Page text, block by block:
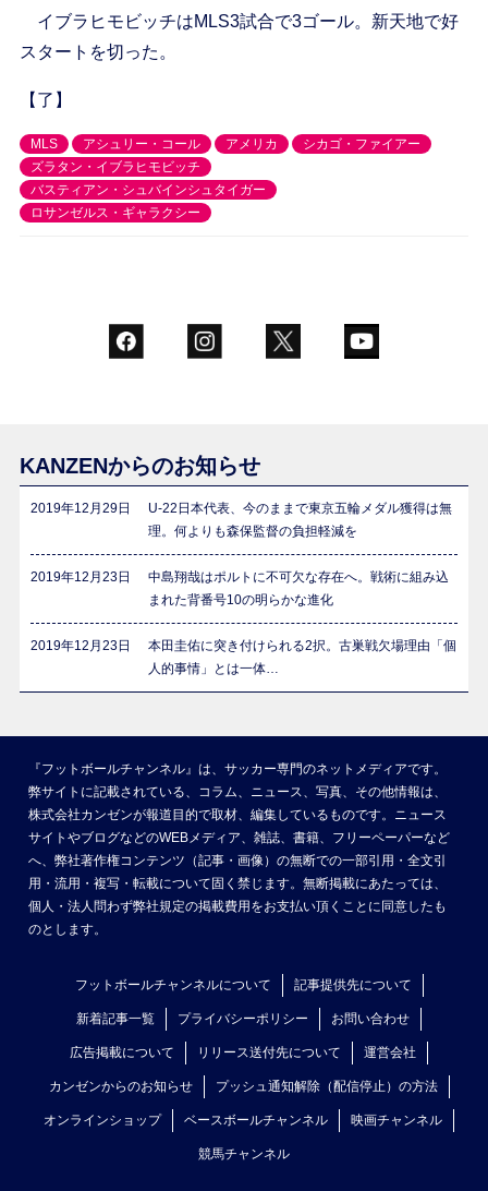
イブラヒモビッチはMLS3試合で3ゴール。新天地で好
スタートを切った。
【了】
MLS アシュリー・コール アメリカ
シカゴ・ファイアー
ズラタン・イブラヒモビッチ
バスティアン・シュバインシュタイガー
ロサンゼルス・ギャラクシー
KANZENからのお知らせ
2019年12月29日
U-22日本代表、今のままで東京五輪メダル獲得は無
理。何よりも森保監督の負担軽減を
2019年12月23日
中島翔哉はポルトに不可欠な存在へ。戦術に組み込
まれた背番号10の明らかな進化
2019年12月23日
本田圭佑に突き付けられる2択。古巣戦欠場理由「個
人的事情」とは一体…
『フットボールチャンネル』は、サッカー専門のネットメディアです。
弊サイトに記載されている、コラム、ニュース、写真、その他情報は、
株式会社カンゼンが報道目的で取材、編集しているものです。ニュース
サイトやブログなどのWEBメディア、雑誌、書籍、フリーペーパーなど
へ、弊社著作権コンテンツ（記事・画像）の無断での一部引用・全文引
用・流用・複写・転載について固く禁じます。無断掲載にあたっては、
個人・法人問わず弊社規定の掲載費用をお支払い頂くことに同意したも
のとします。
フットボールチャンネルについて 記事提供先について
新着記事一覧 プライバシーポリシー お問い合わせ
広告掲載について リリース送付先について 運営会社
カンゼンからのお知らせ プッシュ通知解除（配信停止）の方法
オンラインショップ ベースボールチャンネル 映画チャンネル
競馬チャンネル